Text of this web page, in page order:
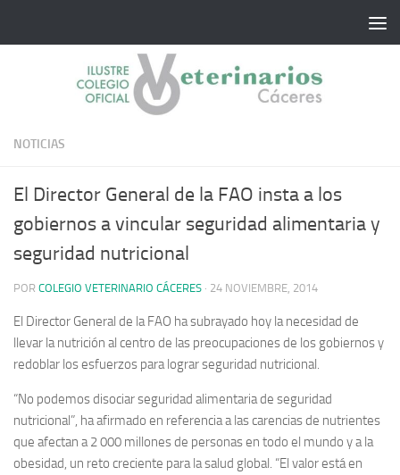
NOTICIAS
El Director General de la FAO insta a los
gobiernos a vincular seguridad alimentaria y
seguridad nutricional
POR COLEGIO VETERINARIO CÁCERES · 24 NOVIEMBRE, 2014
El Director General de la FAO ha subrayado hoy la necesidad de
llevar la nutrición al centro de las preocupaciones de los gobiernos y
redoblar los esfuerzos para lograr seguridad nutricional.
“No podemos disociar seguridad alimentaria de seguridad
nutricional”, ha afirmado en referencia a las carencias de nutrientes
que afectan a 2 000 millones de personas en todo el mundo y a la
obesidad, un reto creciente para la salud global. “El valor está en